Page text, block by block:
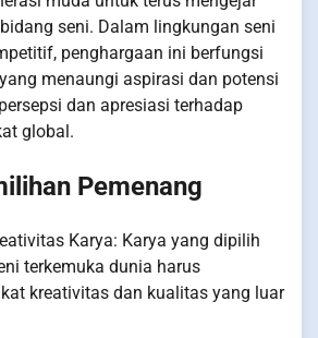
seni. Dalam lingkungan seni
penghargaan ini berfungsi
menaungi aspirasi dan potensi
dan apresiasi terhadap
global.
Pemenang
Karya: Karya yang dipilih
terkemuka dunia harus
kreativitas dan kualitas yang luar